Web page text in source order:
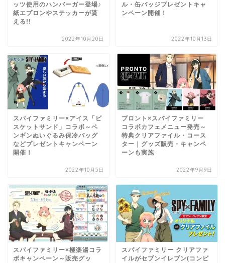
ッツ使用のハンバーガー登場♪
紙エプロンやステッカーが貰
える!!
2022年10月20日
ル・缶バッジプレゼントキャ
ンペーン開催！
2022年10月13日
スパイファミリー×アイス「ビ
スケットサンド」コラボ～ペ
ンギンぬいぐるみ保冷バッグ
などプレゼントキャンペーン
開催！
2022年10月5日
プロント×スパイファミリー
コラボカフェメニュー発売～
特典クリアファイル・コース
ター｜グッズ販売・キャンペ
ーンも実施
2022年9月9日
スパイファミリー×極楽湯コラ
ボキャンペーン～販売グッ
スパイファミリー クリアファ
イルがセブンイレブン(コンビ